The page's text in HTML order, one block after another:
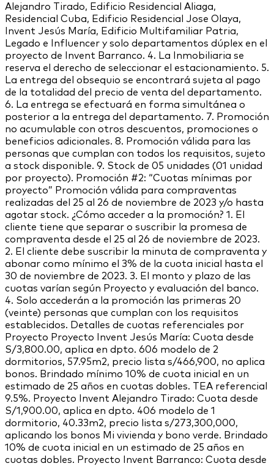
Alejandro Tirado, Edificio Residencial Aliaga,
Residencial Cuba, Edificio Residencial Jose Olaya,
Invent Jesús María, Edificio Multifamiliar Patria,
Legado e Influencer y solo departamentos dúplex en el
proyecto de Invent Barranco. 4. La Inmobiliaria se
reserva el derecho de seleccionar el estacionamiento. 5.
La entrega del obsequio se encontrará sujeta al pago
de la totalidad del precio de venta del departamento.
6. La entrega se efectuará en forma simultánea o
posterior a la entrega del departamento. 7. Promoción
no acumulable con otros descuentos, promociones o
beneficios adicionales. 8. Promoción válida para las
personas que cumplan con todos los requisitos, sujeto
a stock disponible. 9. Stock de 05 unidades (01 unidad
por proyecto). Promoción #2: “Cuotas mínimas por
proyecto” Promoción válida para compraventas
realizadas del 25 al 26 de noviembre de 2023 y/o hasta
agotar stock. ¿Cómo acceder a la promoción? 1. El
cliente tiene que separar o suscribir la promesa de
compraventa desde el 25 al 26 de noviembre de 2023.
2. El cliente debe suscribir la minuta de compraventa y
abonar como mínimo el 3% de la cuota inicial hasta el
30 de noviembre de 2023. 3. El monto y plazo de las
cuotas varían según Proyecto y evaluación del banco.
4. Solo accederán a la promoción las primeras 20
(veinte) personas que cumplan con los requisitos
establecidos. Detalles de cuotas referenciales por
Proyecto Proyecto Invent Jesús María: Cuota desde
S/3,800.00, aplica en dpto. 606 modelo de 2
dormitorios, 57.95m2, precio lista s/466,900, no aplica
bonos. Brindado mínimo 10% de cuota inicial en un
estimado de 25 años en cuotas dobles. TEA referencial
9.5%. Proyecto Invent Alejandro Tirado: Cuota desde
S/1,900.00, aplica en dpto. 406 modelo de 1
dormitorio, 40.33m2, precio lista s/273,300,000,
aplicando los bonos Mi vivienda y bono verde. Brindado
10% de cuota inicial en un estimado de 25 años en
cuotas dobles. Proyecto Invent Barranco: Cuota desde